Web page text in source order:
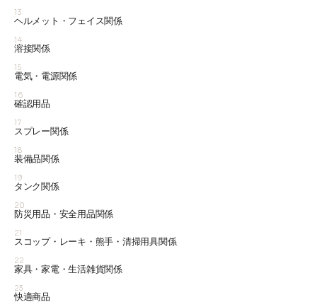
13
ヘルメット・フェイス関係
14
溶接関係
15
電気・電源関係
16
確認用品
17
スプレー関係
18
装備品関係
19
タンク関係
20
防災用品・安全用品関係
21
スコップ・レーキ・熊手・清掃用具関係
22
家具・家電・生活雑貨関係
23
快適商品